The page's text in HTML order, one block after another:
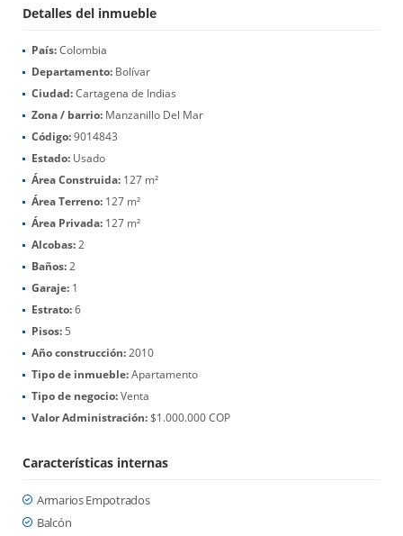
Detalles del inmueble
País:Colombia
Departamento: Bolívar
Ciudad:Cartagena de Indias
Zona / barrio: Manzanillo Del Mar
Código:9014843
Estado: Usado
Área Construida: 127 m²
Área Terreno: 127 m²
Área Privada: 127 m²
Alcobas:2
Baños:2
Garaje: 1
Estrato:6
Pisos: 5
Año construcción:2010
Tipo de inmueble:Apartamento
Tipo de negocio:Venta
Valor Administración:$1.000.000 COP
Características internas
Armarios Empotrados
Balcón